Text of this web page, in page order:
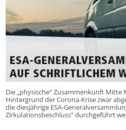
Die „physische“ Zusammenkunft
Hintergrund der Corona-Krise zwar
die diesjährige ESA-
Zirkulationsbeschluss“ durchgeführt